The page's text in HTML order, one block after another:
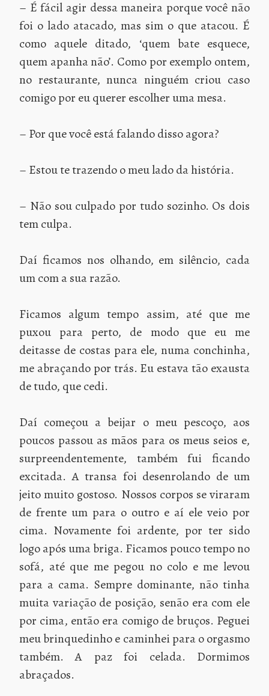
– É fácil agir dessa maneira porque você não
foi o lado atacado, mas sim o que atacou. É
como aquele ditado, ‘quem bate esquece,
quem apanha não’. Como por exemplo ontem,
no restaurante, nunca ninguém criou caso
comigo por eu querer escolher uma mesa.
– Por que você está falando disso agora?
– Estou te trazendo o meu lado da história.
– Não sou culpado por tudo sozinho. Os dois
tem culpa.
Daí ficamos nos olhando, em silêncio, cada
um com a sua razão.
Ficamos algum tempo assim, até que me
puxou para perto, de modo que eu me
deitasse de costas para ele, numa conchinha,
me abraçando por trás. Eu estava tão exausta
de tudo, que cedi.
Daí começou a beijar o meu pescoço, aos
poucos passou as mãos para os meus seios e,
surpreendentemente, também fui ficando
excitada. A transa foi desenrolando de um
jeito muito gostoso. Nossos corpos se viraram
de frente um para o outro e aí ele veio por
cima. Novamente foi ardente, por ter sido
logo após uma briga. Ficamos pouco tempo no
sofá, até que me pegou no colo e me levou
para a cama. Sempre dominante, não tinha
muita variação de posição, senão era com ele
por cima, então era comigo de bruços. Peguei
meu brinquedinho e caminhei para o orgasmo
também. A paz foi celada. Dormimos
abraçados.